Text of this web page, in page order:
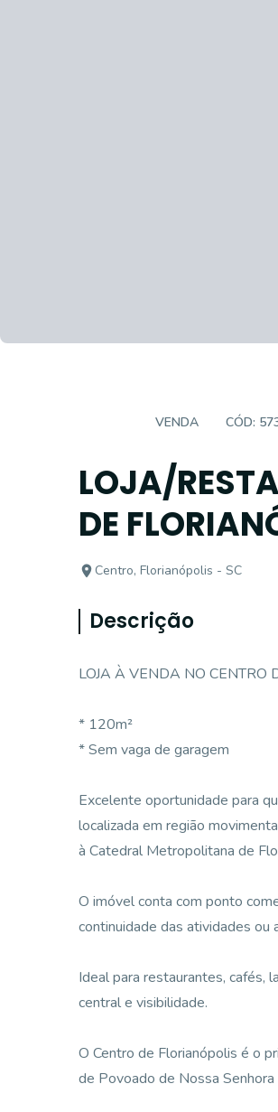
VENDA CÓD:
LOJA/
DE
Centro, Florianópolis - SC
Descrição
LOJA À VENDA NO CENTRO
* 120m²
* Sem vaga de garagem
Excelente oportunidade para
localizada em região
à Catedral Metropolitana de
O imóvel conta com ponto
continuidade das atividades ou
Ideal para restaurantes, cafés,
central e visibilidade.
O Centro de Florianópolis é o
de Povoado de Nossa